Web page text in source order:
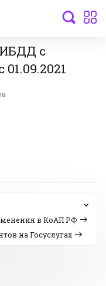
с
в КоАП РФ
на Госуслугах